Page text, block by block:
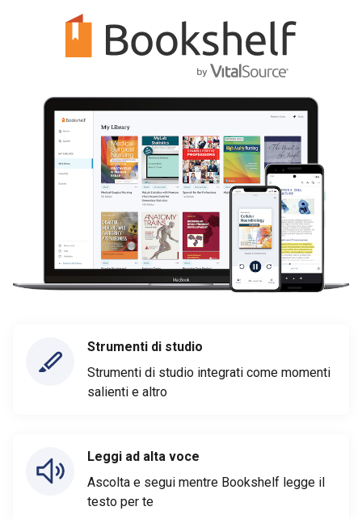
Strumenti di studio
Strumenti di studio integrati come momenti
salienti e altro
Leggi ad alta voce
Ascolta e segui mentre Bookshelf legge il
testo per te